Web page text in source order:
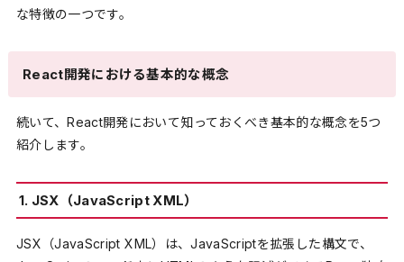
な特徴の一つです。
React開発における基本的な概念
続いて、React開発において知っておくべき基本的な概念を5つ
紹介します。
1. JSX（JavaScript XML）
JSX（JavaScript XML）は、JavaScriptを拡張した構文で、